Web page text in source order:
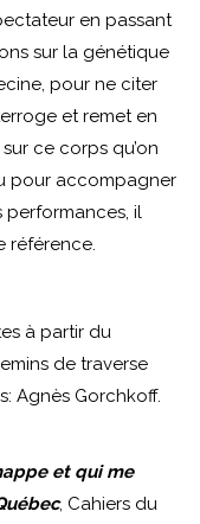
en passant
sur la génétique
pour ne citer
et remet en
ce corps qu’on
pour accompagner
performances, il
référence.
à partir du
de traverse
Agnès Gorchkoff.
et qui me
, Cahiers du